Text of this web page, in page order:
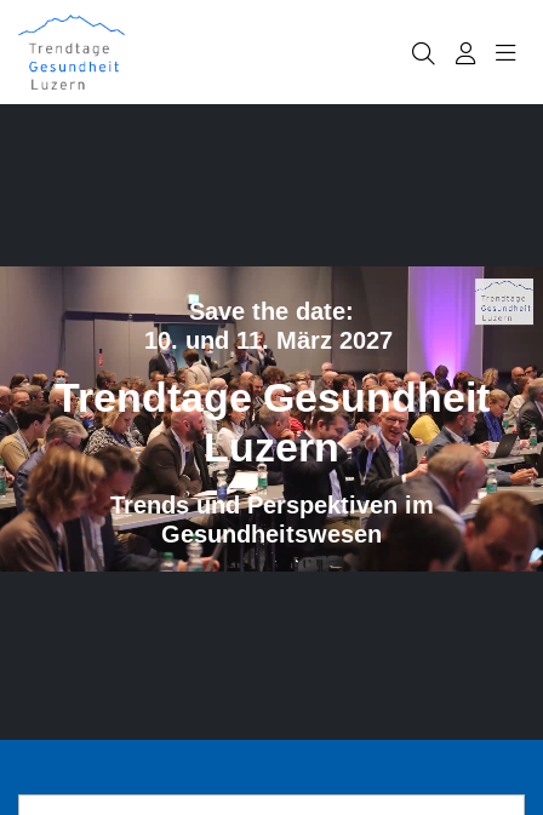
Save the date:
10. und 11. März 2027
Trendtage Gesundheit
Luzern
Trends und Perspektiven im
Gesundheitswesen